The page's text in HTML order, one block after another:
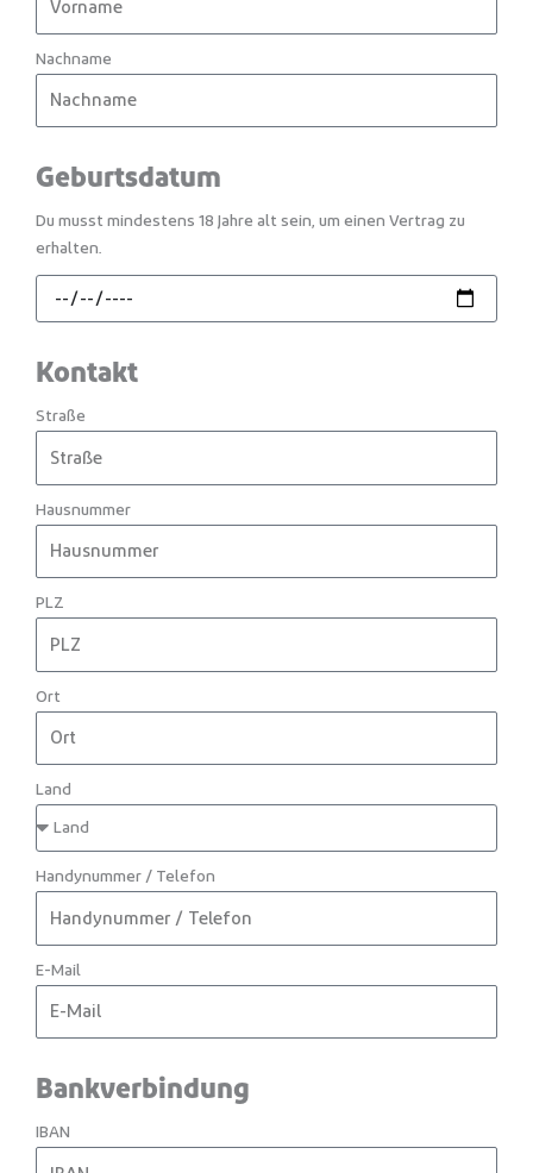
Nachname
Geburtsdatum
Du musst mindestens 18 Jahre alt sein, um einen Vertrag zu
erhalten.
Kontakt
Straße
Hausnummer
PLZ
Ort
Land
Handynummer / Telefon
E-Mail
Bankverbindung
IBAN